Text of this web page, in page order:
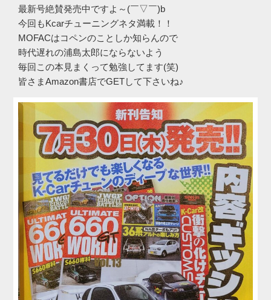
最新号絶賛発売中ですよ～(￣▽￣)b
今回もKcarチューニングネタ満載！！
MOFACはコペンのことしか知らんので
時代遅れの浦島太郎にならないよう
毎回この本見まくって勉強してます(笑)
皆さまAmazon書店でGETして下さいね♪